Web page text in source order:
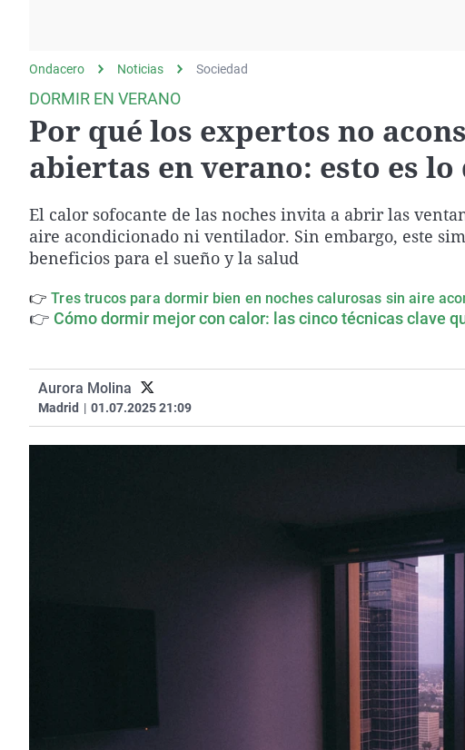
Como el perro y elEquipo de investigación
País Vasco
Ondacero Noticias Sociedad
DORMIR EN VERANO
Por qué los expertos no
abiertas en verano: esto es
El calor sofocante de las noches invita a abrir las
aire acondicionado ni ventilador. Sin embargo, este
beneficios para el sueño y la salud
👉Tres trucos para dormir bien en noches calurosas sin aire
👉 Cómo dormir mejor con calor: las cinco técnicas clave
Aurora Molina
Madrid | 01.07.2025 21:09